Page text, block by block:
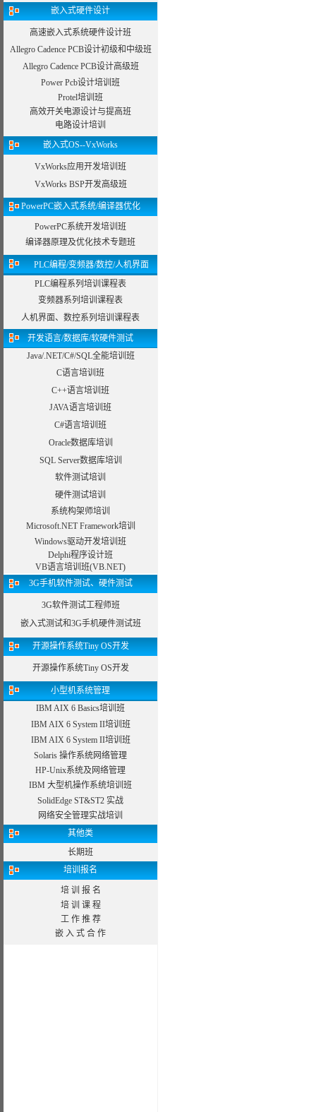
嵌入式硬件设计
高速嵌入式系统硬件设计班
Allegro Cadence PCB设计初级和中级班
Allegro Cadence PCB设计高级班
Power Pcb设计培训班
Protel培训班
高效开关电源设计与提高班
电路设计培训
嵌入式OS--VxWorks
VxWorks应用开发培训班
VxWorks BSP开发高级班
PowerPC嵌入式系统/编译器优化
PowerPC系统开发培训班
编译器原理及优化技术专题班
PLC编程/变频器/数控/人机界面
PLC编程系列培训课程表
变频器系列培训课程表
人机界面、数控系列培训课程表
开发语言/数据库/软硬件测试
Java/.NET/C#/SQL全能培训班
C语言培训班
C++语言培训班
JAVA语言培训班
C#语言培训班
Oracle数据库培训
SQL Server数据库培训
软件测试培训
硬件测试培训
系统构架师培训
Microsoft.NET Framework培训
Windows驱动开发培训班
Delphi程序设计班
VB语言培训班(VB.NET)
3G手机软件测试、硬件测试
3G软件测试工程师班
嵌入式测试和3G手机硬件测试班
开源操作系统Tiny OS开发
开源操作系统Tiny OS开发
小型机系统管理
IBM AIX 6 Basics培训班
IBM AIX 6 System II培训班
IBM AIX 6 System II培训班
Solaris 操作系统网络管理
HP-Unix系统及网络管理
IBM 大型机操作系统培训班
SolidEdge ST&ST2 实战
网络安全管理实战培训
其他类
长期班
培训报名
培 训 报 名
培 训 课 程
工 作 推 荐
嵌 入 式 合 作